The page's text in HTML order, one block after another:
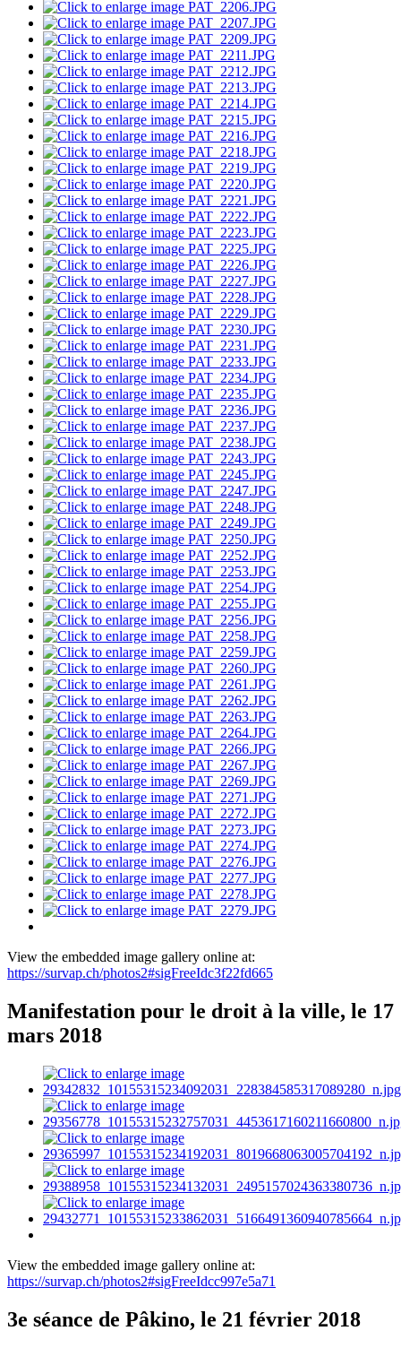
View the embedded image gallery online at:
https://survap.ch/photos2#sigFreeIdc3f22fd665
Manifestation pour le droit à la ville, le 17
mars 2018
View the embedded image gallery online at:
https://survap.ch/photos2#sigFreeIdcc997e5a71
3e séance de Pâkino, le 21 février 2018